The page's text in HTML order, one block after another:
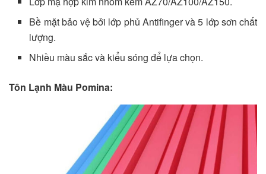
Bề mặt bảo vệ bởi lớp phủ Antifinger và 5 lớp sơn chất
lượng.
Nhiều màu sắc và kiểu sóng để lựa chọn.
Tôn Lạnh Màu Pomina: